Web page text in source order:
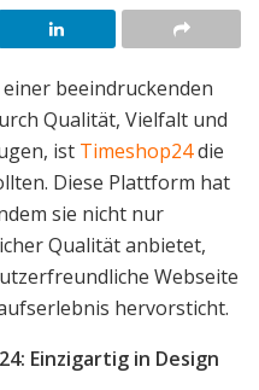
beeindruckenden
Qualität, Vielfalt und
ist Timeshop24die
Diese Plattform hat
sie nicht nur
Qualität anbietet,
Webseite
hervorsticht.
Einzigartig in Design